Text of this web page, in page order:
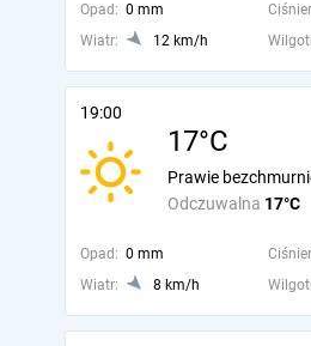
Opad: 0 mm
Wiatr:
12 km/h
19:00
17°C
Odczuwalna 17°C
Prawie
Opad: 0 mm
Wiatr:
8 km/h